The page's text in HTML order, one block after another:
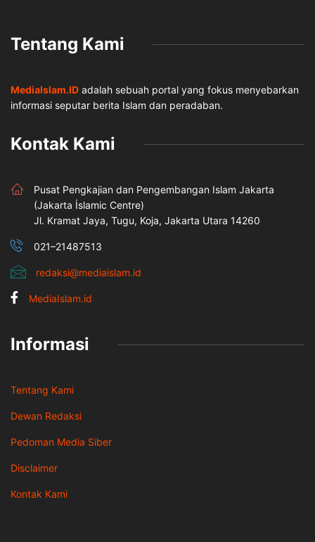
Tentang Kami
MediaIslam.ID adalah sebuah portal yang fokus menyebarkan
informasi seputar berita Islam dan peradaban.
Kontak Kami
Pusat Pengkajian dan Pengembangan Islam Jakarta
(Jakarta İslamic Centre)
Jl. Kramat Jaya, Tugu, Koja, Jakarta Utara 14260
021–21487513
redaksi@mediaislam.id
MediaIslam.id
Informasi
Tentang Kami
Dewan Redaksi
Pedoman Media Siber
Disclaimer
Kontak Kami